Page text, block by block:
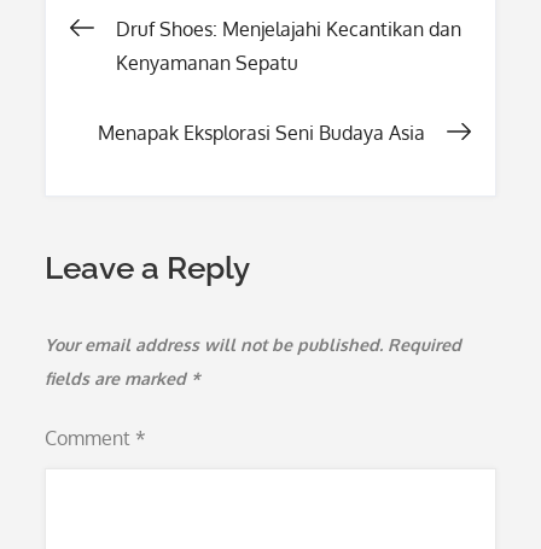
Post
Druf Shoes: Menjelajahi Kecantikan dan
Kenyamanan Sepatu
Menapak Eksplorasi Seni Budaya Asia
Leave a Reply
Your email address will not be published. Required
fields are marked *
Comment *